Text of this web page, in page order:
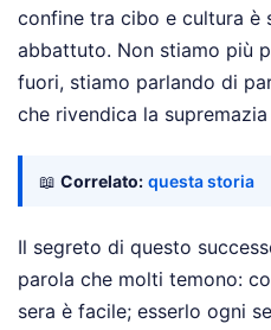
confine tra cibo e cultura è
abbattuto. Non stiamo più
fuori, stiamo parlando di
che rivendica la
📖 Correlato: questa storia
Il segreto di questo
parola che molti temono:
sera è facile; esserlo ogni